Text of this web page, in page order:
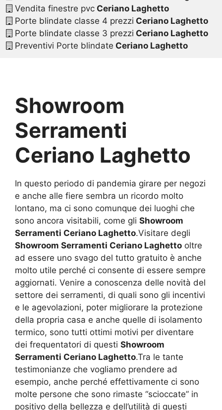
Vendita finestre pvcCeriano Laghetto
Porte blindate classe 4 prezzi Ceriano Laghetto
Porte blindate classe 3 prezzi Ceriano Laghetto
Preventivi Porte blindate Ceriano Laghetto
Showroom
Serramenti
Ceriano Laghetto
In questo periodo di pandemia girare per negozi
e anche alle fiere sembra un ricordo molto
lontano, ma ci sono comunque dei luoghi che
sono ancora visitabili, come gli Showroom
Serramenti Ceriano Laghetto.Visitare degli
Showroom Serramenti Ceriano Laghetto oltre
ad essere uno svago del tutto gratuito è anche
molto utile perché ci consente di essere sempre
aggiornati. Venire a conoscenza delle novità del
settore dei serramenti, di quali sono gli incentivi
e le agevolazioni, poter migliorare la protezione
della propria casa e anche quelle di isolamento
termico, sono tutti ottimi motivi per diventare
dei frequentatori di questi Showroom
Serramenti Ceriano Laghetto.Tra le tante
testimonianze che vogliamo prendere ad
esempio, anche perché effettivamente ci sono
molte persone che sono rimaste “scioccate” in
positivo della bellezza e dell’utilità di questi